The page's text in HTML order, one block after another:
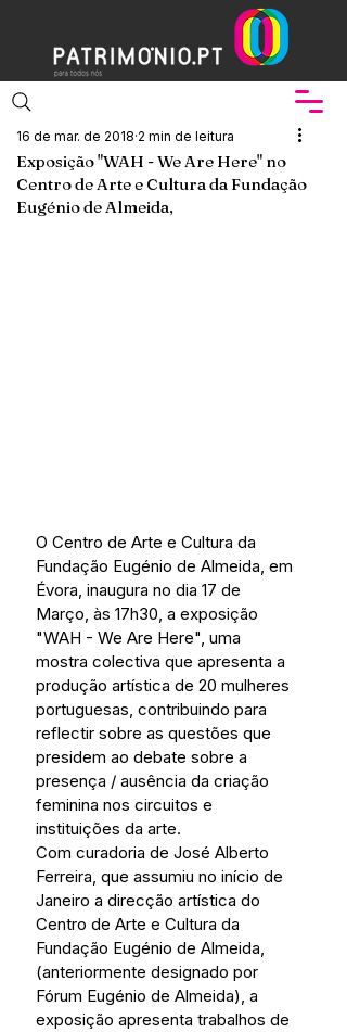
Exposição "WAH - We Are Here" no
Centro de Arte e Cultura da Fundação
Eugénio de Almeida,
16 de mar. de 2018 2 min de leitura
O Centro de Arte e Cultura da
Fundação Eugénio de Almeida, em
Évora, inaugura no dia 17 de
Março, às 17h30, a exposição
"WAH - We Are Here", uma
mostra colectiva que apresenta a
produção artística de 20 mulheres
portuguesas, contribuindo para
reflectir sobre as questões que
presidem ao debate sobre a
presença / ausência da criação
feminina nos circuitos e
instituições da arte.
Com curadoria de José Alberto
Ferreira, que assumiu no início de
Janeiro a direcção artística do
Centro de Arte e Cultura da
Fundação Eugénio de Almeida,
(anteriormente designado por
Fórum Eugénio de Almeida), a
exposição apresenta trabalhos de